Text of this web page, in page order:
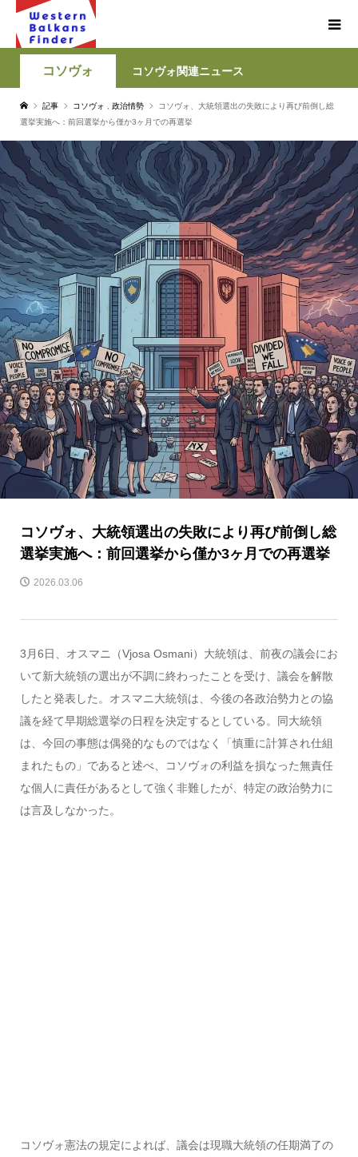
コソヴォ コソヴォ関連ニュース
記事 コソヴォ 政治情勢
コソヴォ、大統領選出の失敗により再び前倒し総
選挙実施へ：前回選挙から僅か3ヶ月での再選挙
コソヴォ、大統領選出の失敗により再び前倒し総
選挙実施へ：前回選挙から僅か3ヶ月での再選挙
2026.03.06
3月6日、オスマニ（Vjosa Osmani）大統領は、前夜の議会にお
いて新大統領の選出が不調に終わったことを受け、議会を解散
したと発表した。オスマニ大統領は、今後の各政治勢力との協
議を経て早期総選挙の日程を決定するとしている。同大統領
は、今回の事態は偶発的なものではなく「慎重に計算され仕組
まれたもの」であると述べ、コソヴォの利益を損なった無責任
な個人に責任があるとして強く非難したが、特定の政治勢力に
は言及しなかった。
コソヴォ憲法の規定によれば、議会は現職大統領の任期満了の